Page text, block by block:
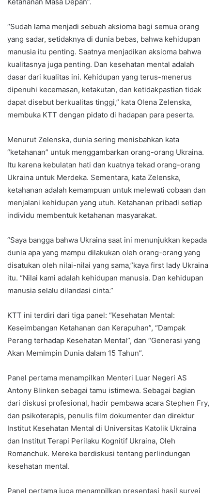
“Sudah lama menjadi sebuah aksioma bagi semua orang
yang sadar, setidaknya di dunia bebas, bahwa kehidupan
manusia itu penting. Saatnya menjadikan aksioma bahwa
kualitasnya juga penting. Dan kesehatan mental adalah
dasar dari kualitas ini. Kehidupan yang terus-menerus
dipenuhi kecemasan, ketakutan, dan ketidakpastian tidak
dapat disebut berkualitas tinggi,” kata Olena Zelenska,
membuka KTT dengan pidato di hadapan para peserta.
Menurut Zelenska, dunia sering menisbahkan kata
“ketahanan” untuk menggambarkan orang-orang Ukraina.
Itu karena kebulatan hati dan kuatnya tekad orang-orang
Ukraina untuk Merdeka. Sementara, kata Zelenska,
ketahanan adalah kemampuan untuk melewati cobaan dan
menjalani kehidupan yang utuh. Ketahanan pribadi setiap
individu membentuk ketahanan masyarakat.
“Saya bangga bahwa Ukraina saat ini menunjukkan kepada
dunia apa yang mampu dilakukan oleh orang-orang yang
disatukan oleh nilai-nilai yang sama,”kaya first lady Ukraina
itu. “Nilai kami adalah kehidupan manusia. Dan kehidupan
manusia selalu dilandasi cinta.”
KTT ini terdiri dari tiga panel: “Kesehatan Mental:
Keseimbangan Ketahanan dan Kerapuhan”, “Dampak
Perang terhadap Kesehatan Mental”, dan “Generasi yang
Akan Memimpin Dunia dalam 15 Tahun”.
Panel pertama menampilkan Menteri Luar Negeri AS
Antony Blinken sebagai tamu istimewa. Sebagai bagian
dari diskusi profesional, hadir pembawa acara Stephen Fry,
dan psikoterapis, penulis film dokumenter dan direktur
Institut Kesehatan Mental di Universitas Katolik Ukraina
dan Institut Terapi Perilaku Kognitif Ukraina, Oleh
Romanchuk. Mereka berdiskusi tentang perlindungan
kesehatan mental.
Panel pertama juga menampilkan presentasi hasil survei